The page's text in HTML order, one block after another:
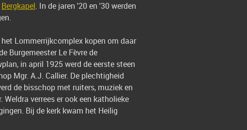
Bergkapel. In de jaren '20 en '30 werden
Lommerrijkcomplex kopen om daar
Burgemeester Le Fèvre de
in april 1925 werd de eerste steen
Mgr. A.J. Callier. De plechtigheid
de bisschop met ruiters, muziek en
verrees er ook een katholieke
Bij de kerk kwam het Heilig